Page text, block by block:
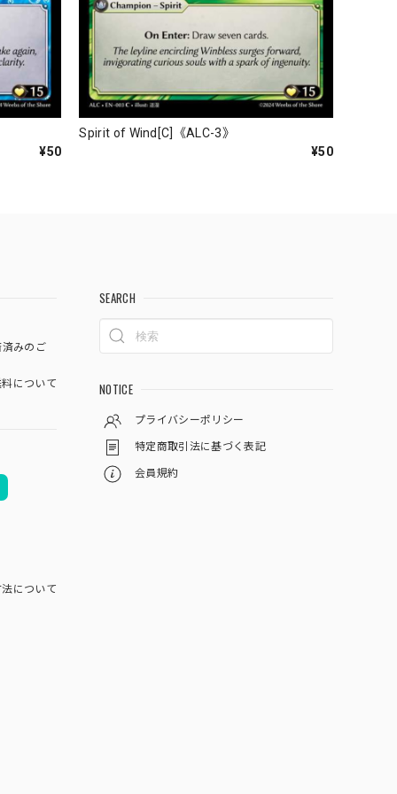
¥50
Spirit of Wind[C]《ALC-3》
¥50
みのご
について
について
SEARCH
NOTICE
プライバシーポリシー
特定商取引法に基づく表記
会員規約